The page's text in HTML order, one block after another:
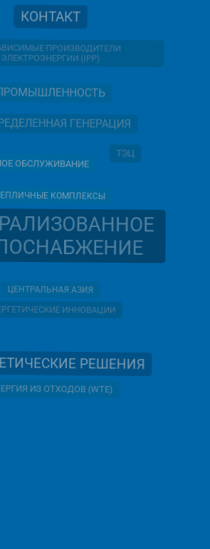
КОНТАКТ
ПРОИЗВОДИТЕЛИ
ЭЛЕКТРОЭНЕРГИИ (IPP)
ГЕНЕРАЦИЯ
ОБСЛУЖИВАНИЕ
ТЭЦ
КОМПЛЕКСЫ
ЦЕНТРАЛЬНАЯ АЗИЯ
ИННОВАЦИИ
РЕШЕНИЯ
ИЗ ОТХОДОВ (WTE)